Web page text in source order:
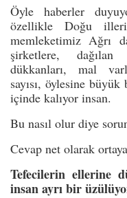
Öyle haberler
özellikle Doğu
memleketimiz Ağrı
şirketlere,
dükkanları, mal
sayısı, öylesine
içinde kalıyor insan.
Bu nasıl olur diye
Cevap net olarak
Tefecilerin ellerine
insan ayrı bir